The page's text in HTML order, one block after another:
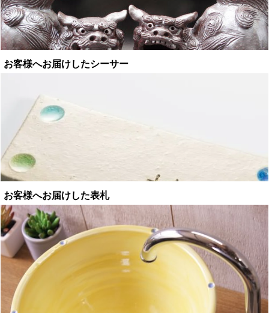
お客様へお届けしたシーサー
お客様へお届けした表札